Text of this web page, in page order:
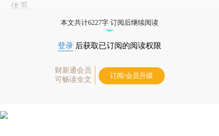
体系。
本文共计6227字 订阅后继续阅读
登录 后获取已订阅的阅读权限
财新通会员
可畅读全文
订阅/会员升级